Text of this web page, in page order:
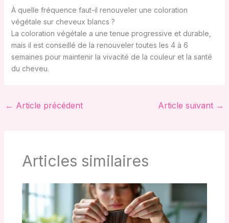
À quelle fréquence faut-il renouveler une coloration
végétale sur cheveux blancs ?
La coloration végétale a une tenue progressive et durable,
mais il est conseillé de la renouveler toutes les 4 à 6
semaines pour maintenir la vivacité de la couleur et la santé
du cheveu.
← Article précédent Article suivant →
Articles similaires